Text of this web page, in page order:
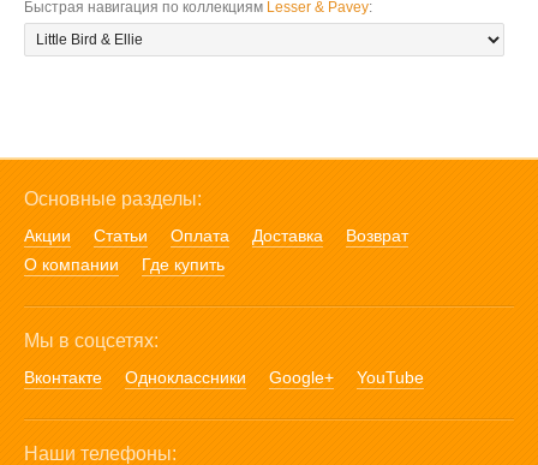
Быстрая навигация по коллекциям Lesser & Pavey:
Основные разделы:
Акции Статьи Оплата Доставка
Возврат
О компании
Где купить
Мы в соцсетях:
Вконтакте Одноклассники Google+ YouTube
Наши телефоны: